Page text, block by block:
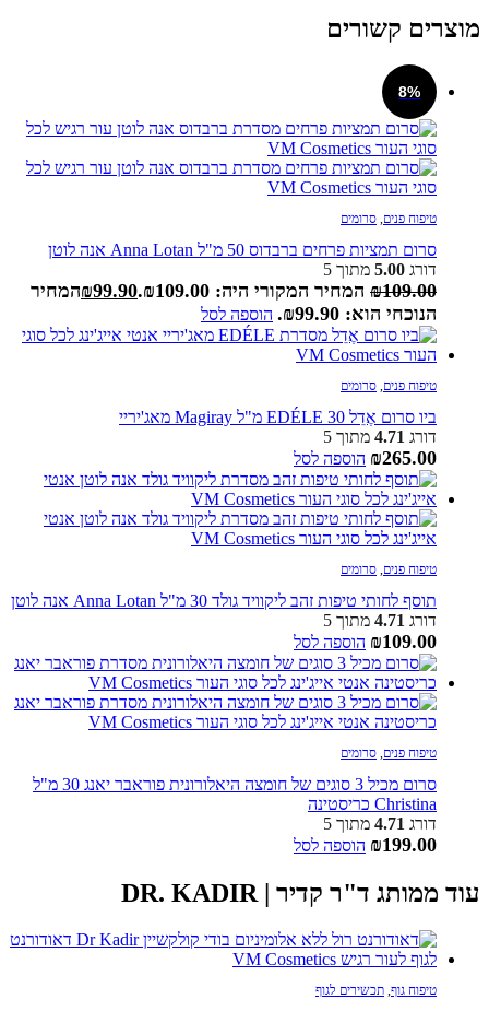
מוצרים קשורים
8%
טיפוח פנים, סרומים
סרום תמציות פרחים ברבדוס 50 מ"ל Anna Lotan אנה לוטן
דורג 5.00 מתוך 5
₪109.00 המחיר המקורי היה: ₪109.00. ₪99.90 המחיר
הנוכחי הוא: ₪99.90.
הוספה לסל
טיפוח פנים, סרומים
ביו סרום אֶדֵל EDÉLE 30 מ"ל Magiray מאג'יריי
דורג 4.71 מתוך 5
₪265.00 הוספה לסל
טיפוח פנים, סרומים
תוסף לחותי טיפות זהב ליקוויד גולד 30 מ"ל Anna Lotan אנה לוטן
דורג 4.71 מתוך 5
₪109.00 הוספה לסל
טיפוח פנים, סרומים
סרום מכיל 3 סוגים של חומצה היאלורונית פוראבר יאנג 30 מ"ל
Christina כריסטינה
דורג 4.71 מתוך 5
₪199.00 הוספה לסל
עוד ממותג ד"ר קדיר | DR. KADIR
טיפוח גוף, תכשירים לגוף